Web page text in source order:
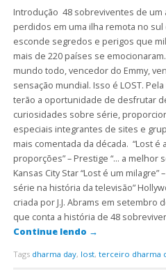
Introdução 48 sobreviventes de um
perdidos em uma ilha remota no
esconde segredos e perigos que
mais de 220 países se
mundo todo, vencedor do Emmy,
sensação mundial. Isso é LOST.
terão a oportunidade de desfrutar
curiosidades sobre série,
especiais integrantes de sites e
mais comentada da década. “Lost é
proporções” – Prestige “… a melhor
Kansas City Star “Lost é um
série na história da televisão”
criada por J.J. Abrams em setembro
que conta a história de 48
Continue lendo →
Tags dharma day, lost, terceiro dharma